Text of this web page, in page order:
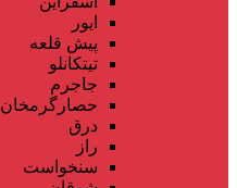
ایور
پیش قلعه
تیتکانلو
جاجرم
حصارگرمخان
درق
راز
سنخواست